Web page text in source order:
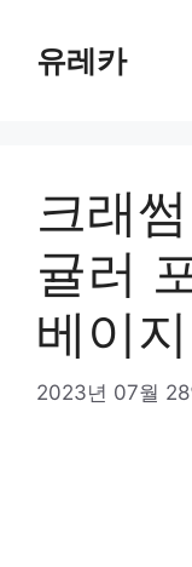
content유레카
크래
귤러
베이지
2023년 07월 28